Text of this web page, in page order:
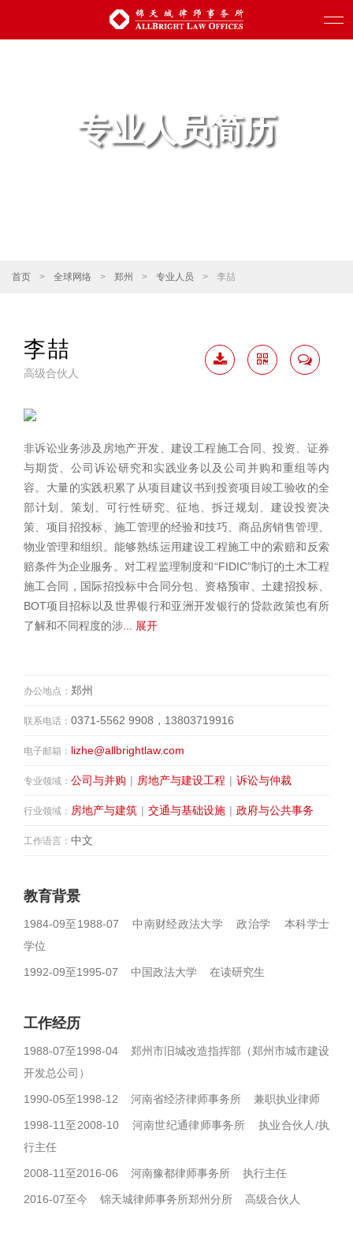
专业人员简历
首页 > 全球网络 > 郑州 > 专业人员 > 李喆
李喆
高级合伙人
非诉讼业务涉及房地产开发、建设工程施工合同、投资、证券
与期货、公司诉讼研究和实践业务以及公司并购和重组等内
容。大量的实践积累了从项目建议书到投资项目竣工验收的全
部计划、策划、可行性研究、征地、拆迁规划、建设投资决
策、项目招投标、施工管理的经验和技巧、商品房销售管理、
物业管理和组织。能够熟练运用建设工程施工中的索赔和反索
赔条件为企业服务。对工程监理制度和“FIDIC”制订的土木工程
施工合同，国际招投标中合同分包、资格预审、土建招投标、
BOT项目招标以及世界银行和亚洲开发银行的贷款政策也有所
了解和不同程度的涉 ... 展开
办公地点： 郑州
联系电话： 0371-5562 9908，13803719916
电子邮箱： lizhe@allbrightlaw.com
专业领域： 公司与并购 | 房地产与建设工程 | 诉讼与仲裁
行业领域： 房地产与建筑 | 交通与基础设施 | 政府与公共事务
工作语言： 中文
教育背景
1984-09至1988-07 中南财经政法大学 政治学 本科学士
学位
1992-09至1995-07 中国政法大学 在读研究生
工作经历
1988-07至1998-04 郑州市旧城改造指挥部（郑州市城市建设
开发总公司）
1990-05至1998-12 河南省经济律师事务所 兼职执业律师
1998-11至2008-10 河南世纪通律师事务所 执业合伙人/执
行主任
2008-11至2016-06 河南豫都律师事务所 执行主任
2016-07至今 锦天城律师事务所郑州分所 高级合伙人